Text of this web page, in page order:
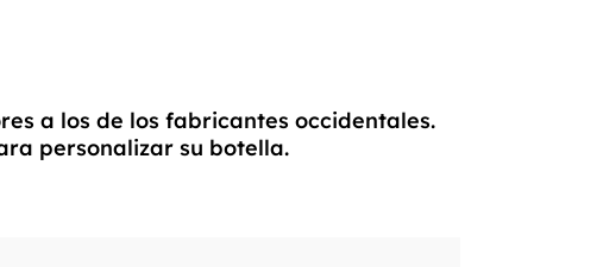
a los de los fabricantes occidentales.
personalizar su botella.